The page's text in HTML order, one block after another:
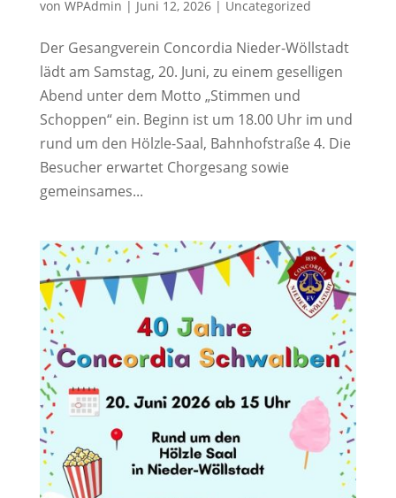
von WPAdmin | Juni 12, 2026| Uncategorized
Der Gesangverein Concordia Nieder-Wöllstadt
lädt am Samstag, 20. Juni, zu einem geselligen
Abend unter dem Motto „Stimmen und
Schoppen“ ein. Beginn ist um 18.00 Uhr im und
rund um den Hölzle-Saal, Bahnhofstraße 4. Die
Besucher erwartet Chorgesang sowie
gemeinsames...